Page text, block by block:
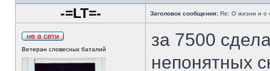
-=LT=-
Заголовок сообщения: Re: О жизни и о
Ветеран словесных баталий
за 7500
непонятных